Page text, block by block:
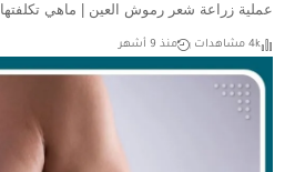
عملية زراعة شعر رموش العين | ماهي تكلفتها
4k مشاهدات منذ 9 أشهر